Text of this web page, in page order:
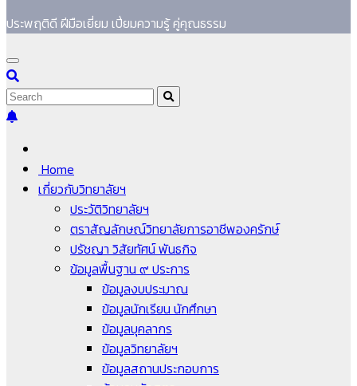
ประพฤติดี ฝีมือเยี่ยม เปี่ยมความรู้ คู่คุณธรรม
Home
เกี่ยวกับวิทยาลัยฯ
ประวัติวิทยาลัยฯ
ตราสัญลักษณ์วิทยาลัยการอาชีพองครักษ์
ปรัชญา วิสัยทัศน์ พันธกิจ
ข้อมูลพื้นฐาน ๙ ประการ
ข้อมูลงบประมาณ
ข้อมูลนักเรียน นักศึกษา
ข้อมูลบุคลากร
ข้อมูลวิทยาลัยฯ
ข้อมูลสถานประกอบการ